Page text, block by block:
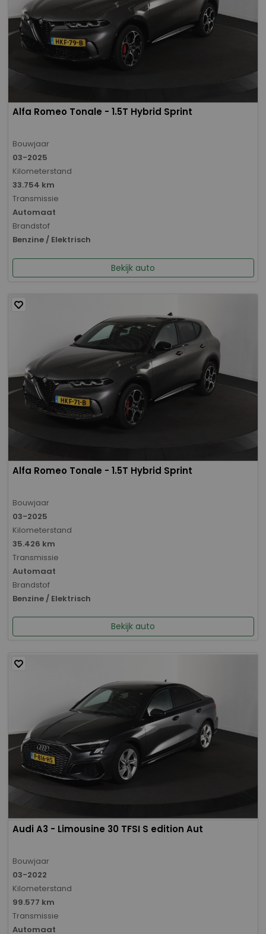
Alfa Romeo Tonale - 1.5T Hybrid Sprint
Bouwjaar
03-2025
Kilometerstand
33.754 km
Transmissie
Automaat
Brandstof
Benzine / Elektrisch
Bekijk auto
Alfa Romeo Tonale - 1.5T Hybrid Sprint
Bouwjaar
03-2025
Kilometerstand
35.426 km
Transmissie
Automaat
Brandstof
Benzine / Elektrisch
Bekijk auto
Audi A3 - Limousine 30 TFSI S edition Aut
Bouwjaar
03-2022
Kilometerstand
99.577 km
Transmissie
Automaat